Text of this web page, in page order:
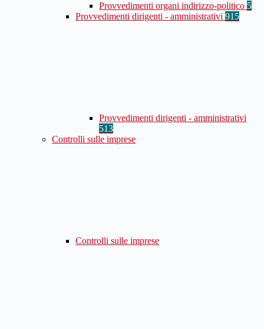
Provvedimenti organi indirizzo-politico 5
Provvedimenti dirigenti - amministrativi 915
Provvedimenti dirigenti - amministrativi
513
Controlli sulle imprese
Controlli sulle imprese